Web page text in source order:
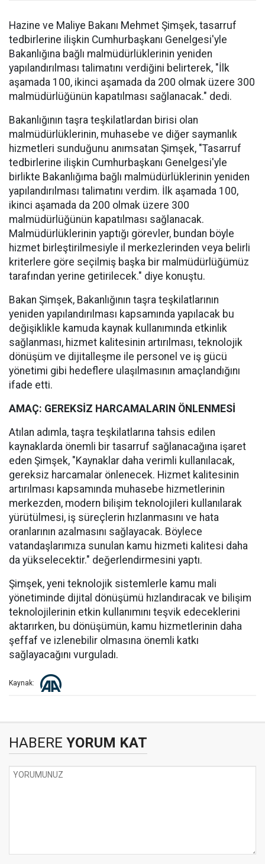
Hazine ve Maliye Bakanı Mehmet Şimşek, tasarruf
tedbirlerine ilişkin Cumhurbaşkanı Genelgesi'yle
Bakanlığına bağlı malmüdürlüklerinin yeniden
yapılandırılması talimatını verdiğini belirterek, "İlk
aşamada 100, ikinci aşamada da 200 olmak üzere 300
malmüdürlüğünün kapatılması sağlanacak." dedi.
Bakanlığının taşra teşkilatlardan birisi olan
malmüdürlüklerinin, muhasebe ve diğer saymanlık
hizmetleri sunduğunu anımsatan Şimşek, "Tasarruf
tedbirlerine ilişkin Cumhurbaşkanı Genelgesi'yle
birlikte Bakanlığıma bağlı malmüdürlüklerinin yeniden
yapılandırılması talimatını verdim. İlk aşamada 100,
ikinci aşamada da 200 olmak üzere 300
malmüdürlüğünün kapatılması sağlanacak.
Malmüdürlüklerinin yaptığı görevler, bundan böyle
hizmet birleştirilmesiyle il merkezlerinden veya belirli
kriterlere göre seçilmiş başka bir malmüdürlüğümüz
tarafından yerine getirilecek." diye konuştu.
Bakan Şimşek, Bakanlığının taşra teşkilatlarının
yeniden yapılandırılması kapsamında yapılacak bu
değişiklikle kamuda kaynak kullanımında etkinlik
sağlanması, hizmet kalitesinin artırılması, teknolojik
dönüşüm ve dijitalleşme ile personel ve iş gücü
yönetimi gibi hedeflere ulaşılmasının amaçlandığını
ifade etti.
AMAÇ: GEREKSİZ HARCAMALARIN ÖNLENMESİ
Atılan adımla, taşra teşkilatlarına tahsis edilen
kaynaklarda önemli bir tasarruf sağlanacağına işaret
eden Şimşek, "Kaynaklar daha verimli kullanılacak,
gereksiz harcamalar önlenecek. Hizmet kalitesinin
artırılması kapsamında muhasebe hizmetlerinin
merkezden, modern bilişim teknolojileri kullanılarak
yürütülmesi, iş süreçlerin hızlanmasını ve hata
oranlarının azalmasını sağlayacak. Böylece
vatandaşlarımıza sunulan kamu hizmeti kalitesi daha
da yükselecektir." değerlendirmesini yaptı.
Şimşek, yeni teknolojik sistemlerle kamu mali
yönetiminde dijital dönüşümü hızlandıracak ve bilişim
teknolojilerinin etkin kullanımını teşvik edeceklerini
aktarırken, bu dönüşümün, kamu hizmetlerinin daha
şeffaf ve izlenebilir olmasına önemli katkı
sağlayacağını vurguladı.
Kaynak:
HABERE YORUM KAT